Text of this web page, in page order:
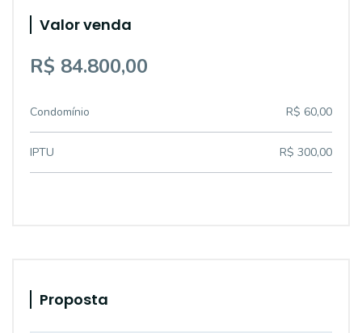
Valor venda
R$ 84.800,00
Condomínio R$ 60,00
IPTU R$ 300,00
Proposta